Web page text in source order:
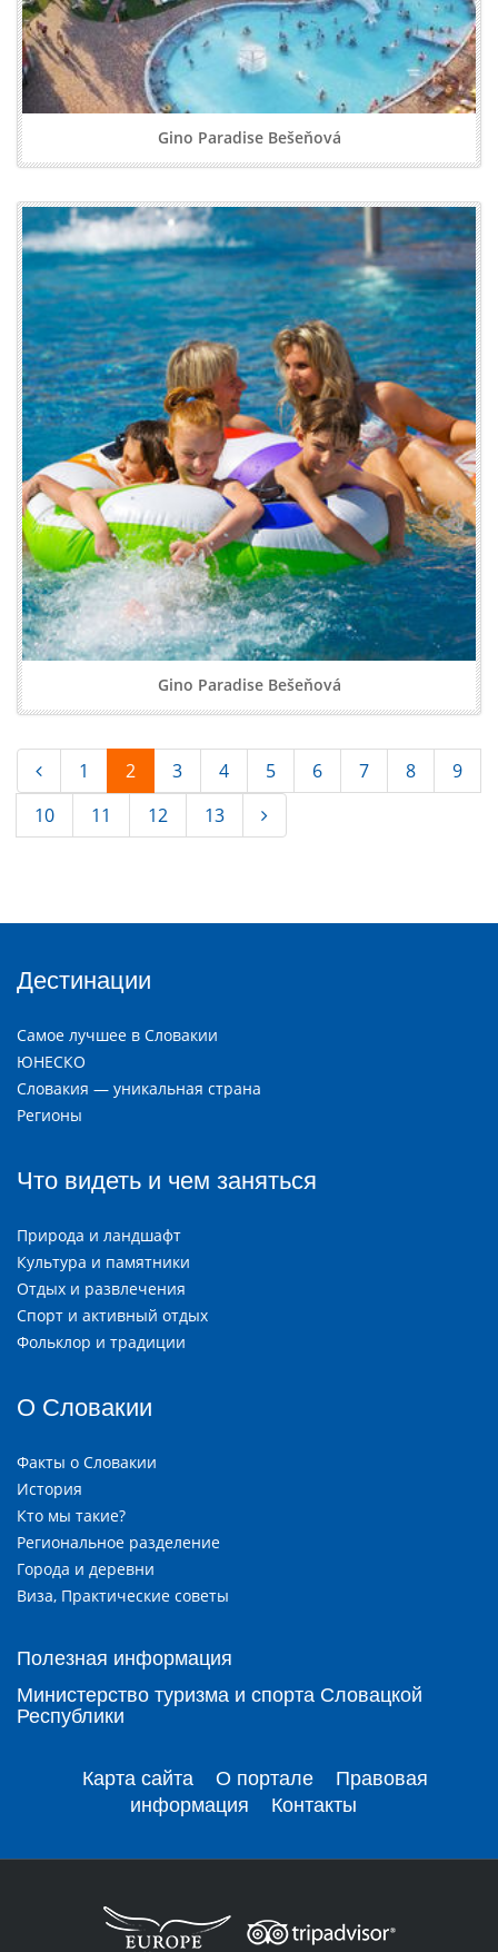
Gino Paradise Bešeňová
Gino Paradise Bešeňová
1 2 3 4 5 6 7 8
9
10
11 12 13
Дестинации
Самое лучшее в Словакии
ЮНЕСКО
Словакия — уникальная страна
Регионы
Что видеть и чем заняться
Природа и ландшафт
Культура и памятники
Отдых и развлечения
Спорт и активный отдых
Фольклор и традиции
О Словакии
Факты о Словакии
История
Кто мы такие?
Региональное разделение
Города и деревни
Виза, Практические советы
Полезная информация
Министерство туризма и спорта Словацкой
Республики
Карта сайта О портале
Правовая
информация
Контакты